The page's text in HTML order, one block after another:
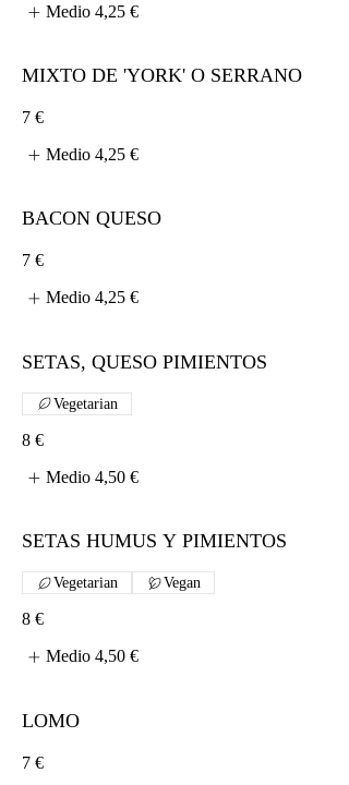
Medio 4,25 €
MIXTO DE 'YORK' O SERRANO
7 €
Medio 4,25 €
BACON QUESO
7 €
Medio 4,25 €
SETAS, QUESO PIMIENTOS
8 €
Vegetarian
Medio 4,50 €
SETAS HUMUS Y PIMIENTOS
8 €
Vegetarian Vegan
Medio 4,50 €
LOMO
7 €